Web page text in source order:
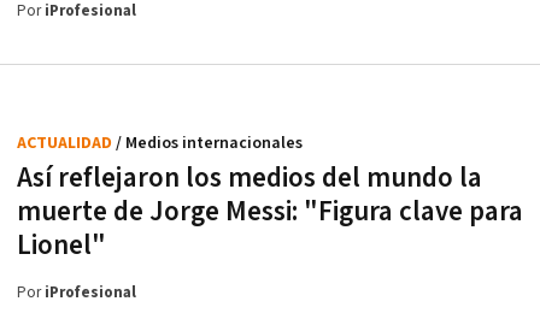
PoriProfesional
Así reflejaron los medios del mundo la
muerte de Jorge Messi: "Figura clave para
Lionel"
ACTUALIDAD / Medios internacionales
PoriProfesional